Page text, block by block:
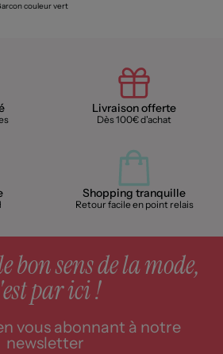
couleur vert
Livraison offerte
Dès 100€ d'achat
Shopping tranquille
Retour facile en point relais
bon sens de la mode,
par ici !
vous abonnant à notre
newsletter